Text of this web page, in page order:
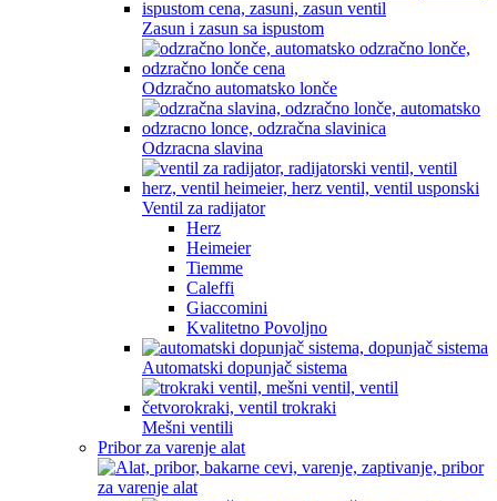
Zasun i zasun sa ispustom
Odzračno automatsko lonče
Odzracna slavina
Ventil za radijator
Herz
Heimeier
Tiemme
Caleffi
Giaccomini
Kvalitetno Povoljno
Automatski dopunjač sistema
Mešni ventili
Pribor za varenje alat